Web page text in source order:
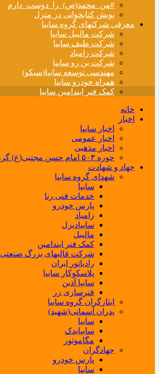
#من_محمد(ص)_را_دوست_دارم
پویش کتابخوانی در منزل
معرفی شرکتهای گروه سایپا
شرکت مالیبل سایپا
شرکت طیف سایپا
شرکت زامیاد
شرکت بن رو سایپا
مهندسی توسعه سایپا(سیکو)
همراه خودرو سایپا
کمک فنر ایندامین سایپا
خانه
اخبار
اخبار سایپا
اخبار عمومی
اخبار مذهبی
حوزه ۵۰۳ امام حسن مجتبی(ع) گروه سایپا
جهاد و شهادت
شهدای گروه سایپا
سایپا
خدمات فنی رنا
پارس خودرو
زامیاد
سایپادیزل
مالیبل
کمک فنر ایندامین
شرکت قالبهای بزرگ صنعتی
رادیاتور ایران
پلاسکوکار سایپا
سایپا آذین
فنرسازی زر
ایثارگران گروه سایپا
پدران آسمانی(شهید)
سایپا
سایپایدک
مگاموتور
جهادگران
پارس خودرو
سایپا